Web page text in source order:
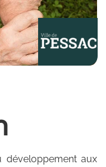
développement aux